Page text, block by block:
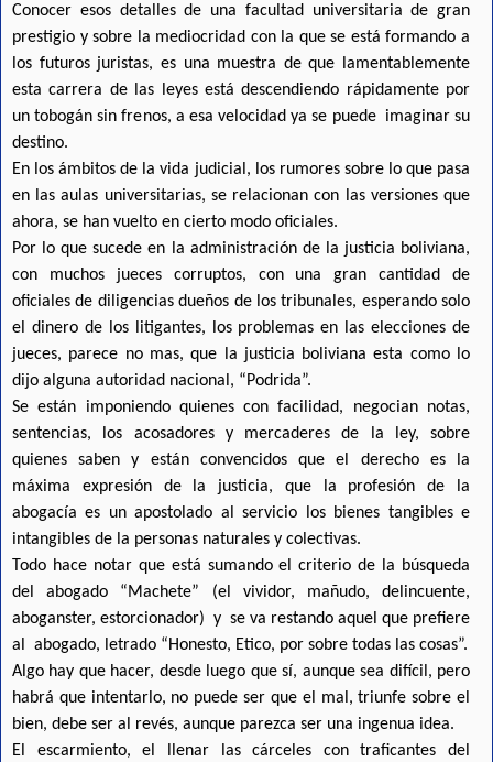
Conocer esos detalles de una facultad universitaria de gran
prestigio y sobre la mediocridad con la que se está formando a
los futuros juristas, es una muestra de que lamentablemente
esta carrera de las leyes está descendiendo rápidamente por
un tobogán sin frenos, a esa velocidad ya se puede imaginar su
destino.
En los ámbitos de la vida judicial, los rumores sobre lo que pasa
en las aulas universitarias, se relacionan con las versiones que
ahora, se han vuelto en cierto modo oficiales.
Por lo que sucede en la administración de la justicia boliviana,
con muchos jueces corruptos, con una gran cantidad de
oficiales de diligencias dueños de los tribunales, esperando solo
el dinero de los litigantes, los problemas en las elecciones de
jueces, parece no mas, que la justicia boliviana esta como lo
dijo alguna autoridad nacional, “Podrida”.
Se están imponiendo quienes con facilidad, negocian notas,
sentencias, los acosadores y mercaderes de la ley, sobre
quienes saben y están convencidos que el derecho es la
máxima expresión de la justicia, que la profesión de la
abogacía es un apostolado al servicio los bienes tangibles e
intangibles de la personas naturales y colectivas.
Todo hace notar que está sumando el criterio de la búsqueda
del abogado “Machete” (el vividor, mañudo, delincuente,
aboganster, estorcionador) y se va restando aquel que prefiere
al abogado, letrado “Honesto, Etico, por sobre todas las cosas”.
Algo hay que hacer, desde luego que sí, aunque sea difícil, pero
habrá que intentarlo, no puede ser que el mal, triunfe sobre el
bien, debe ser al revés, aunque parezca ser una ingenua idea.
El escarmiento, el llenar las cárceles con traficantes del